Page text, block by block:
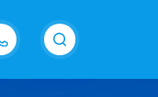
15098975615